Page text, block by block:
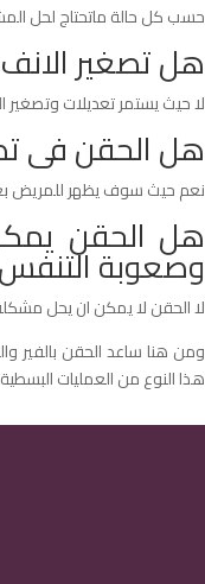
حسب كل حالة ماتحتاج لحل
هل تصغير
لا حيث يستمر تعديلات وتصغير
هل الحقن فى
نعم حيث سوف يظهر للمريض
هل الحقن
وصعوبة
لا الحقن لا يمكن ان يحل
ومن هنا ساعد الحقن بالفير
هذا النوع من العمليات